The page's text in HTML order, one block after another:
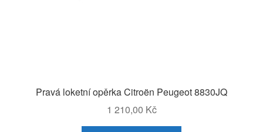
Pravá loketní opěrka Citroën Peugeot 8830JQ
1 210,00 Kč